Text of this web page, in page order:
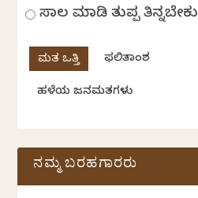
ಸಾಲ ಮಾಡಿ ತುಪ್ಪ ತಿನ್ನಬೇಕು
ಫಲಿತಾಂಶ
ಹಳೆಯ ಜನಮತಗಳು
ನಮ್ಮ ಬರಹಗಾರರು